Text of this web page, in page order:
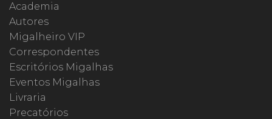
Academia
Autores
Migalheiro VIP
Correspondentes
Escritórios Migalhas
Eventos Migalhas
Livraria
Precatórios